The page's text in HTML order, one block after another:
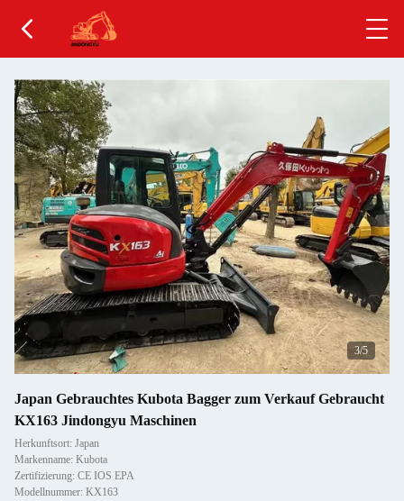
4/5
Japan Gebrauchtes Kubota Bagger zum Verkauf Gebraucht
KX163 Jindongyu Maschinen
Herkunftsort: Japan
Markenname: Kubota
Zertifizierung: CE IOS EPA
Modellnummer: KX163